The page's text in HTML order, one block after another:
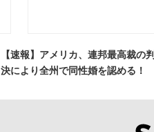
【速報】アメリカ、連邦最高裁の判
決により全州で同性婚を認める！